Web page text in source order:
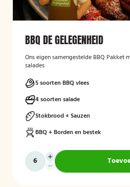
BBQ DE GELEGENHEID
Ons eigen samengestelde BBQ Pakket
salades
5 soorten BBQ vlees
4 soorten salade
Stokbrood + Sauzen
BBQ + Borden en bestek